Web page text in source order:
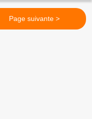
Page suivante >